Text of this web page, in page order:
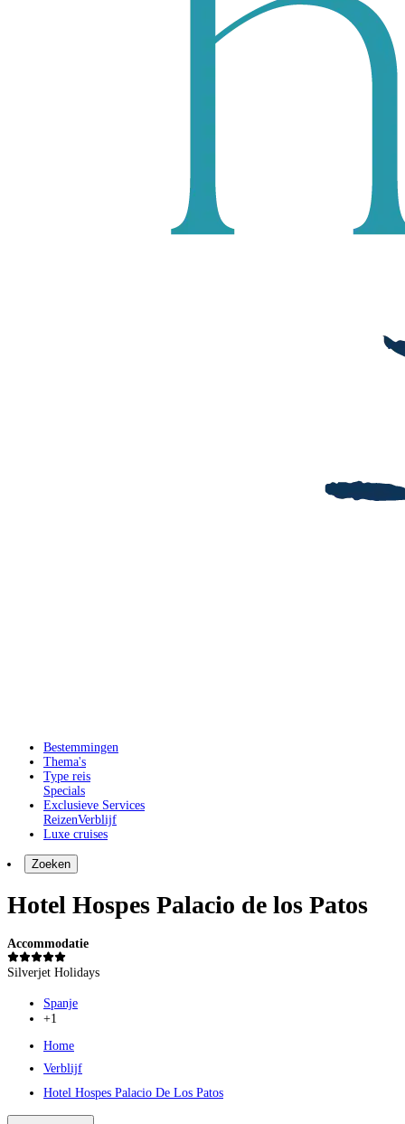
Bestemmingen
Thema's
Type reis
Specials
Exclusieve Services
ReizenVerblijf
Luxe cruises
Zoeken
Hotel Hospes Palacio de los Patos
Accommodatie
Silverjet Holidays
Spanje
+1
Home
Verblijf
Hotel Hospes Palacio De Los Patos